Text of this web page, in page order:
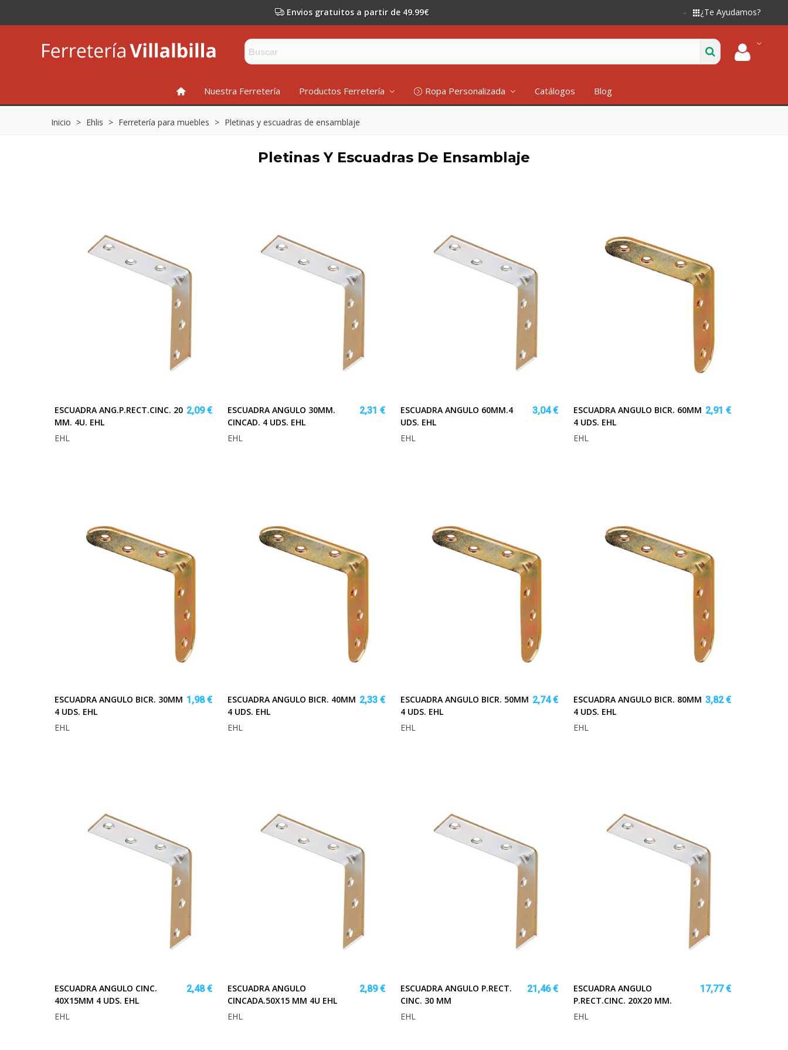
Envios gratuitos a partir de 49.99€ ¿Te Ayudamos?
INICIONuestra Ferretería Productos Ferretería Ropa Personalizada Catálogos Blog
Inicio > Ehlis > Ferretería para muebles > Pletinas y escuadras de ensamblaje
Pletinas Y Escuadras De Ensamblaje
ESCUADRA ANG.P.RECT.CINC. 20
MM. 4U. EHL
2,09 €
EHL
ESCUADRA ANGULO 30MM.
CINCAD. 4 UDS. EHL
2,31 €
EHL
ESCUADRA ANGULO 60MM.4
UDS. EHL
3,04 €
EHL
ESCUADRA ANGULO BICR. 60MM
4 UDS. EHL
2,91 €
EHL
ESCUADRA ANGULO BICR. 30MM
4 UDS. EHL
1,98 €
EHL
ESCUADRA ANGULO BICR. 40MM
4 UDS. EHL
2,33 €
EHL
ESCUADRA ANGULO BICR. 50MM
4 UDS. EHL
2,74 €
EHL
ESCUADRA ANGULO BICR. 80MM
4 UDS. EHL
3,82 €
EHL
ESCUADRA ANGULO CINC.
40X15MM 4 UDS. EHL
2,48 €
EHL
ESCUADRA ANGULO
CINCADA.50X15 MM 4U EHL
2,89 €
EHL
ESCUADRA ANGULO P.RECT.
CINC. 30 MM
21,46 €
EHL
ESCUADRA ANGULO
P.RECT.CINC. 20X20 MM.
17,77 €
EHL